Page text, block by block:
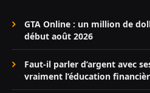
GTA Online : un million de
début août 2026
Faut-il parler d’argent avec
vraiment l’éducation